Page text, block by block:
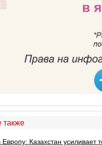
также
Европу: Казахстан